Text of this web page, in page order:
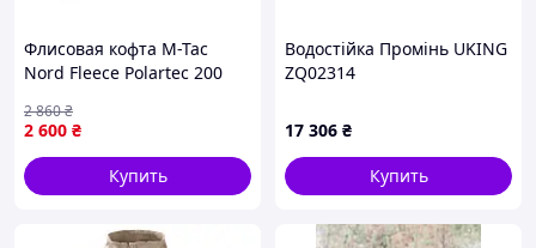
Флисовая кофта M-Tac
Nord Fleece Polartec 200
спорта и повседневного
ношения 3XL 2046-VO
2 600 ₴
2 860₴
Купить
Водостійка Промінь UKING
ZQ02314
17 306 ₴
Купить